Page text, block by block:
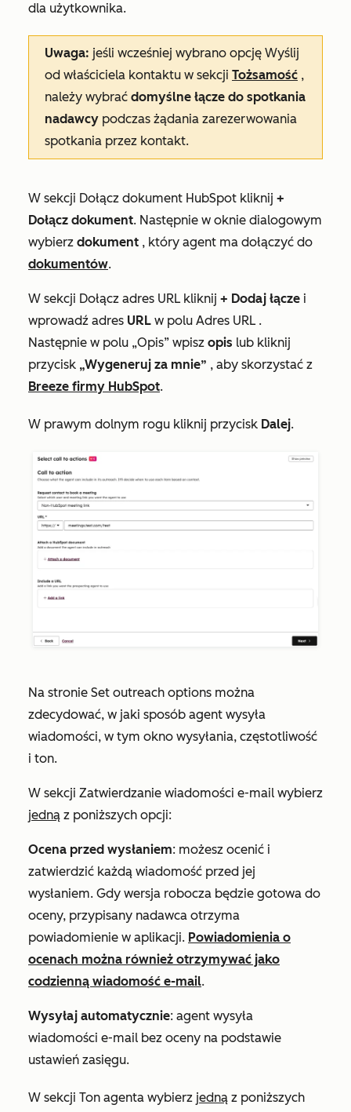
dla użytkownika.
Uwaga: jeśli wcześniej wybrano opcję Wyślij
od właściciela kontaktu w sekcji Tożsamość ,
należy wybrać domyślne łącze do spotkania
nadawcy podczas żądania zarezerwowania
spotkania przez kontakt.
W sekcji Dołącz dokument HubSpot kliknij +
Dołącz dokument. Następnie w oknie dialogowym
wybierz dokument , który agent ma dołączyć do
dokumentów.
W sekcji Dołącz adres URL kliknij + Dodaj łącze i
wprowadź adres URL w polu Adres URL .
Następnie w polu „Opis” wpisz opis lub kliknij
przycisk „Wygeneruj za mnie” , aby skorzystać z
Breeze firmy HubSpot.
W prawym dolnym rogu kliknij przycisk Dalej.
Na stronie Set outreach options można
zdecydować, w jaki sposób agent wysyła
wiadomości, w tym okno wysyłania, częstotliwość
i ton.
W sekcji Zatwierdzanie wiadomości e-mail wybierz
jedną z poniższych opcji:
Ocena przed wysłaniem: możesz ocenić i
zatwierdzić każdą wiadomość przed jej
wysłaniem. Gdy wersja robocza będzie gotowa do
oceny, przypisany nadawca otrzyma
powiadomienie w aplikacji. Powiadomienia o
ocenach można również otrzymywać jako
codzienną wiadomość e-mail.
Wysyłaj automatycznie: agent wysyła
wiadomości e-mail bez oceny na podstawie
ustawień zasięgu.
W sekcji Ton agenta wybierz jedną z poniższych